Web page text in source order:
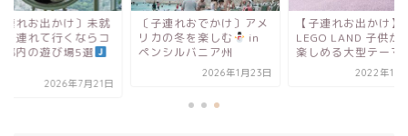
お出かけ〕未就
れて行くならコ
の遊び場5選
2026年7月21日
〔子連れおでかけ〕アメ
リカの冬を楽しむ
in
ペンシルバニア州
2026年1月23日
【子連れお出かけ】
LEGO LAND 子供が1日
楽しめる大型テーマ...
2022年10月17